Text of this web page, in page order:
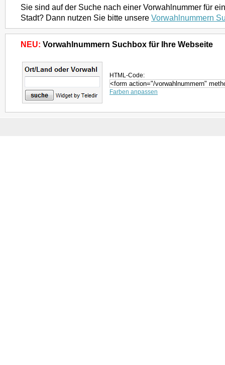
Sie sind auf der Suche nach einer Vorwahlnummer für
Stadt? Dann nutzen Sie bitte unsere Vorwahlnummern
NEU: Vorwahlnummern Suchbox für Ihre Webseite
HTML-Code:
Farben anpassen